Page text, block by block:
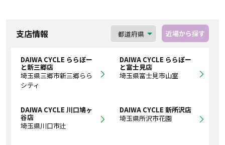
支店情報 近場から探す
DAIWA CYCLE ららぽー
と新三郷店
埼玉県三郷市新三郷らら
シティ
DAIWA CYCLE ららぽー
と富士見店
埼玉県富士見市山室
DAIWA CYCLE 川口鳩ヶ
谷店
埼玉県川口市辻
DAIWA CYCLE 新所沢店
埼玉県所沢市花園